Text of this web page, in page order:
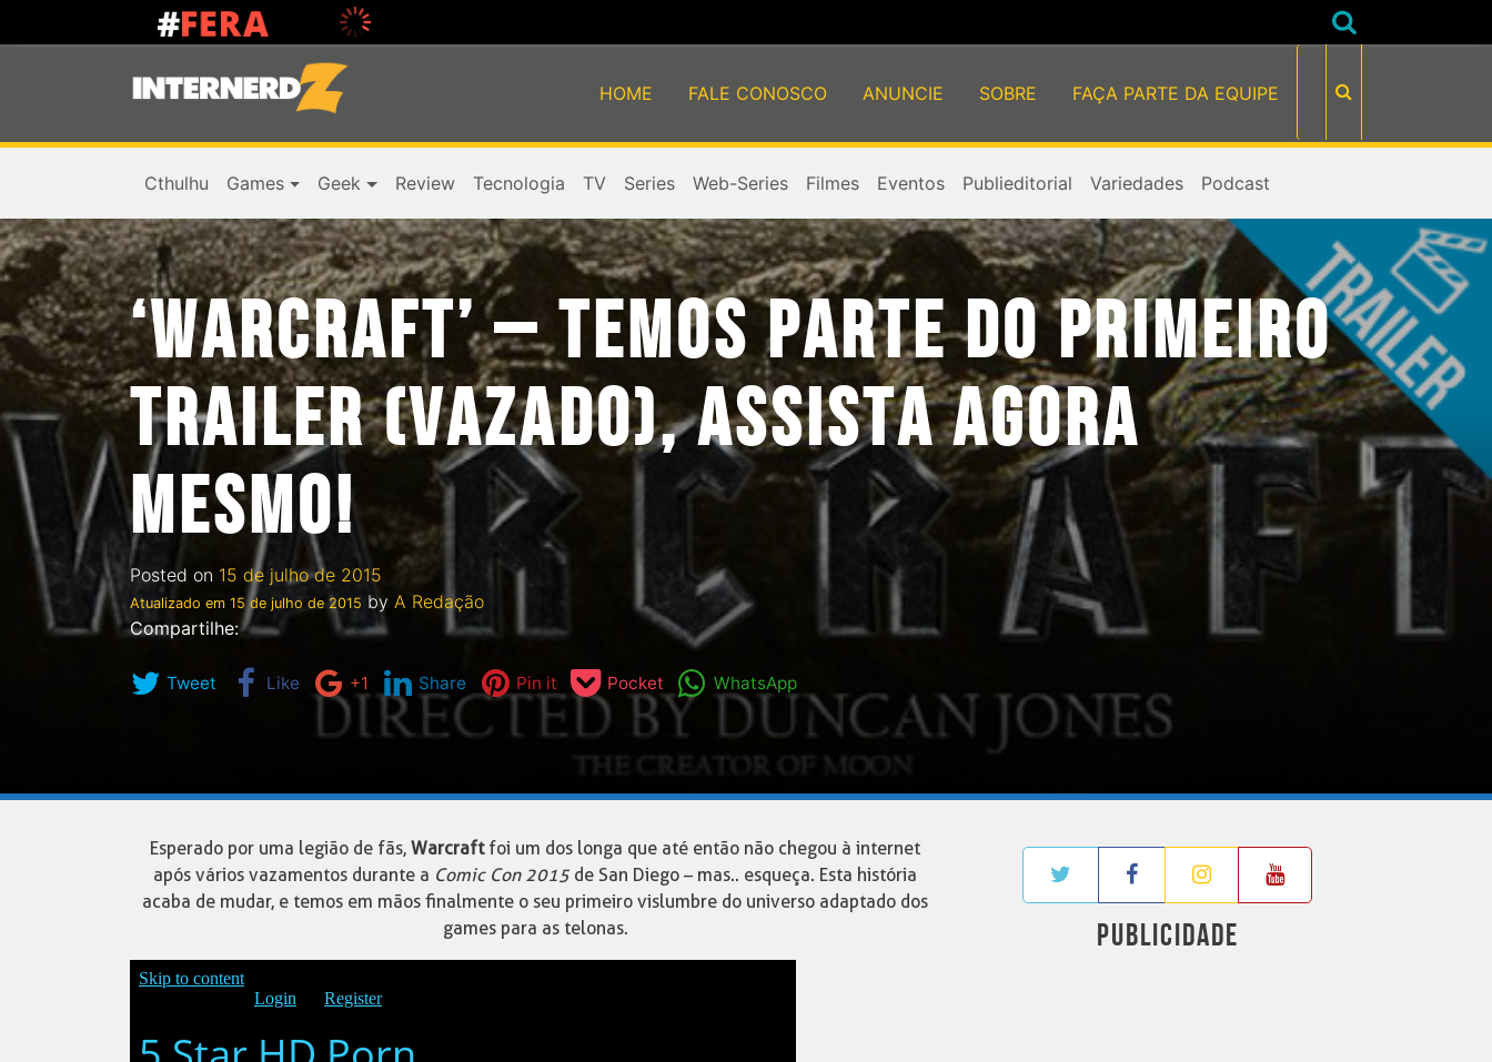
HOME FALE CONOSCO ANUNCIE SOBRE FAÇA PARTE DA EQUIPE
Cthulhu Games Geek Review Tecnologia TV Series Web-Series Filmes Eventos Publieditorial Variedades Podcast
‘WARCRAFT’ – TEMOS PARTE DO PRIMEIRO
TRAILER (VAZADO), ASSISTA AGORA
MESMO!
Posted on 15 de julho de 2015
Atualizado em 15 de julho de 2015 by A Redação
Compartilhe:
Tweet Like +1 Share Pin it Pocket WhatsApp
Esperado por uma legião de fãs, Warcraftfoi um dos longa que até então não chegou à internet
após vários vazamentos durante a Comic Con 2015 de San Diego – mas.. esqueça. Esta história
acaba de mudar, e temos em mãos finalmente o seu primeiro vislumbre do universo adaptado dos
games para as telonas.
PUBLICIDADE